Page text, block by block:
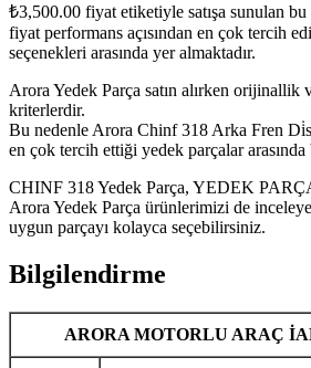
₺3,500.00 fiyat etiketiyle satışa sunulan
fiyat performans açısından en çok tercih
seçenekleri arasında yer almaktadır.
Arora Yedek Parça satın alırken
kriterlerdir.
Bu nedenle Arora Chinf 318 Arka Fren
en çok tercih ettiği yedek parçalar arasında
CHINF 318 Yedek Parça, YEDEK
Arora Yedek Parça ürünlerimizi de
uygun parçayı kolayca seçebilirsiniz.
Bilgilendirme
ARORA MOTORLU ARAÇ